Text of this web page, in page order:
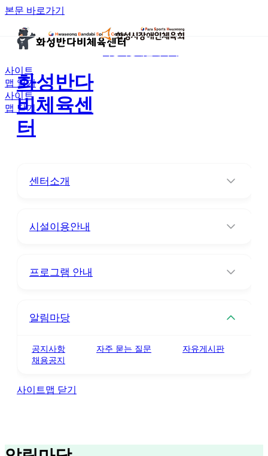
본문 바로가기
화성반다
비체육센
터
사이트
맵 열기
사이트
맵 닫기
센터소개
시설이용안내
프로그램 안내
알림마당
공지사항 자주 묻는 질문
자유게시판
채용공지
사이트맵 닫기